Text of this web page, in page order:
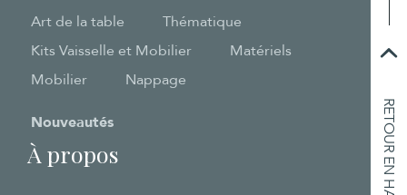
RETOUR EN HAUT
Art de la table
Thématique
Kits Vaisselle et Mobilier
Matériels
Mobilier
Nappage
Nouveautés
À propos